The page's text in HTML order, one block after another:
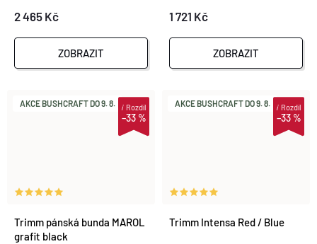
2 465 Kč
ZOBRAZIT
1 721 Kč
ZOBRAZIT
AKCE BUSHCRAFT DO 9. 8.
–33 %
iRozdíl
Trimm pánská bunda MAROL
grafit black
AKCE BUSHCRAFT DO 9. 8.
–33 %
iRozdíl
Trimm Intensa Red / Blue